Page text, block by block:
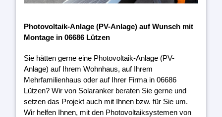
Photovoltaik-Anlage (PV-Anlage) auf Wunsch mit
Montage in 06686 Lützen
Sie hätten gerne eine Photovoltaik-Anlage (PV-
Anlage) auf Ihrem Wohnhaus, auf Ihrem
Mehrfamilienhaus oder auf Ihrer Firma in 06686
Lützen? Wir von Solaranker beraten Sie gerne und
setzen das Projekt auch mit Ihnen bzw. für Sie um.
Wir helfen Ihnen, mit den Photovoltaiksystemen von